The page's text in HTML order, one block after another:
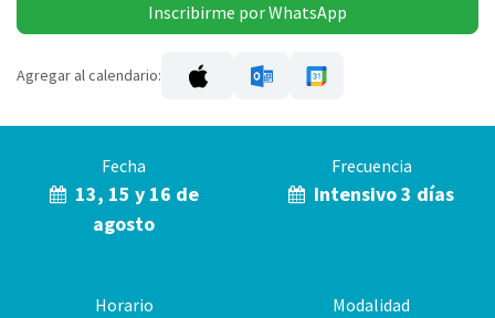
Inscribirme por WhatsApp
Agregar al calendario:
Fecha
13, 15 y 16 de
agosto
Frecuencia
Intensivo 3 días
Horario Modalidad